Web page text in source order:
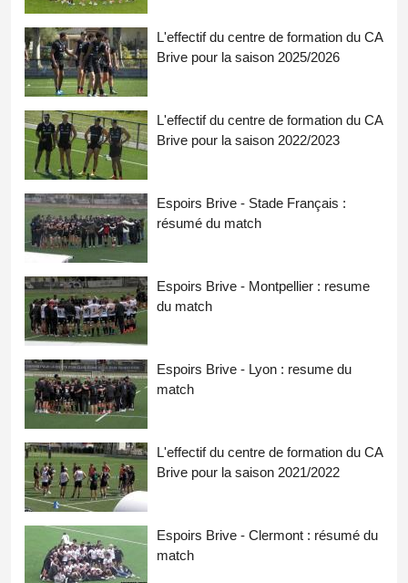
L'effectif du centre de formation du CA
Brive pour la saison 2025/2026
L'effectif du centre de formation du CA
Brive pour la saison 2022/2023
Espoirs Brive - Stade Français :
résumé du match
Espoirs Brive - Montpellier : resume
du match
Espoirs Brive - Lyon : resume du
match
L'effectif du centre de formation du CA
Brive pour la saison 2021/2022
Espoirs Brive - Clermont : résumé du
match